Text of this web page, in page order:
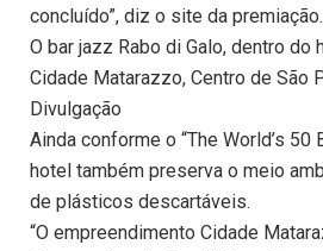
concluído”, diz o site da premiação.
O bar jazz Rabo di Galo, dentro do
Cidade Matarazzo, Centro de São
Divulgação
Ainda conforme o “The World’s 50
hotel também preserva o meio
de plásticos descartáveis.
“O empreendimento Cidade